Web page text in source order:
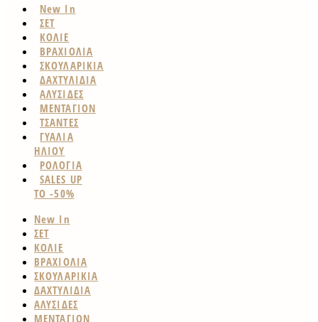
New In
ΣΕΤ
ΚΟΛΙΕ
ΒΡΑΧΙΟΛΙΑ
ΣΚΟΥΛΑΡΙΚΙΑ
ΔΑΧΤΥΛΙΔΙΑ
ΑΛΥΣΙΔΕΣ
ΜΕΝΤΑΓΙΟΝ
ΤΣΑΝΤΕΣ
ΓΥΑΛΙΑ
ΗΛΙΟΥ
ΡΟΛΟΓΙΑ
SALES UP
TO -50%
New In
ΣΕΤ
ΚΟΛΙΕ
ΒΡΑΧΙΟΛΙΑ
ΣΚΟΥΛΑΡΙΚΙΑ
ΔΑΧΤΥΛΙΔΙΑ
ΑΛΥΣΙΔΕΣ
ΜΕΝΤΑΓΙΟΝ